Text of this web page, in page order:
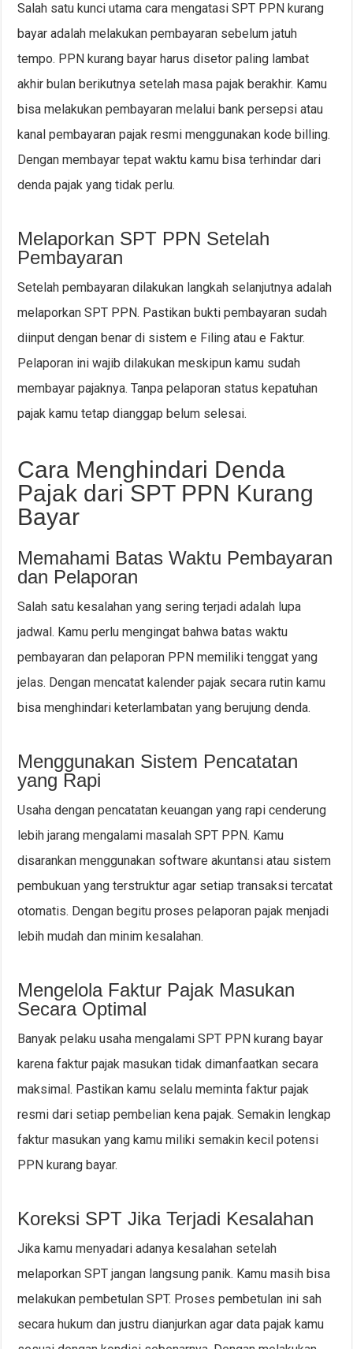
Salah satu kunci utama cara mengatasi SPT PPN kurang
bayar adalah melakukan pembayaran sebelum jatuh
tempo. PPN kurang bayar harus disetor paling lambat
akhir bulan berikutnya setelah masa pajak berakhir. Kamu
bisa melakukan pembayaran melalui bank persepsi atau
kanal pembayaran pajak resmi menggunakan kode billing.
Dengan membayar tepat waktu kamu bisa terhindar dari
denda pajak yang tidak perlu.
Melaporkan SPT PPN Setelah
Pembayaran
Setelah pembayaran dilakukan langkah selanjutnya adalah
melaporkan SPT PPN. Pastikan bukti pembayaran sudah
diinput dengan benar di sistem e Filing atau e Faktur.
Pelaporan ini wajib dilakukan meskipun kamu sudah
membayar pajaknya. Tanpa pelaporan status kepatuhan
pajak kamu tetap dianggap belum selesai.
Cara Menghindari Denda
Pajak dari SPT PPN Kurang
Bayar
Memahami Batas Waktu Pembayaran
dan Pelaporan
Salah satu kesalahan yang sering terjadi adalah lupa
jadwal. Kamu perlu mengingat bahwa batas waktu
pembayaran dan pelaporan PPN memiliki tenggat yang
jelas. Dengan mencatat kalender pajak secara rutin kamu
bisa menghindari keterlambatan yang berujung denda.
Menggunakan Sistem Pencatatan
yang Rapi
Usaha dengan pencatatan keuangan yang rapi cenderung
lebih jarang mengalami masalah SPT PPN. Kamu
disarankan menggunakan software akuntansi atau sistem
pembukuan yang terstruktur agar setiap transaksi tercatat
otomatis. Dengan begitu proses pelaporan pajak menjadi
lebih mudah dan minim kesalahan.
Mengelola Faktur Pajak Masukan
Secara Optimal
Banyak pelaku usaha mengalami SPT PPN kurang bayar
karena faktur pajak masukan tidak dimanfaatkan secara
maksimal. Pastikan kamu selalu meminta faktur pajak
resmi dari setiap pembelian kena pajak. Semakin lengkap
faktur masukan yang kamu miliki semakin kecil potensi
PPN kurang bayar.
Koreksi SPT Jika Terjadi Kesalahan
Jika kamu menyadari adanya kesalahan setelah
melaporkan SPT jangan langsung panik. Kamu masih bisa
melakukan pembetulan SPT. Proses pembetulan ini sah
secara hukum dan justru dianjurkan agar data pajak kamu